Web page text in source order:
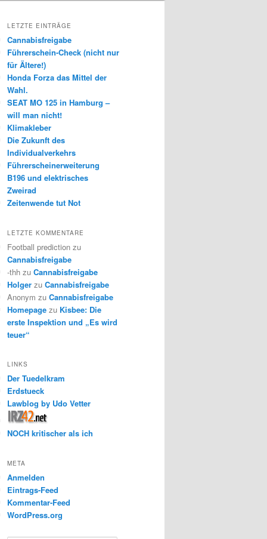
LETZTE EINTRÄGE
Cannabisfreigabe
Führerschein-Check (nicht nur
für Ältere!)
Honda Forza das Mittel der
Wahl.
SEAT MO 125 in Hamburg –
will man nicht!
Klimakleber
Die Zukunft des
Individualverkehrs
Führerscheinerweiterung
B196 und elektrisches
Zweirad
Zeitenwende tut Not
LETZTE KOMMENTARE
Football prediction zu
Cannabisfreigabe
-thh zu Cannabisfreigabe
Holger zu Cannabisfreigabe
Anonym zu Cannabisfreigabe
Homepage zu Kisbee: Die
erste Inspektion und „Es wird
teuer“
LINKS
Der Tuedelkram
Erdstueck
Lawblog by Udo Vetter
NOCH kritischer als ich
META
Anmelden
Eintrags-Feed
Kommentar-Feed
WordPress.org